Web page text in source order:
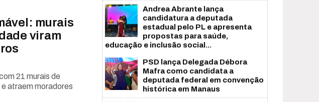
murais
viram
21 murais de
atraem moradores
Andrea Abrante lança
candidatura a deputada
estadual pelo PL e apresenta
propostas para saúde,
educação e inclusão social...
PSD lança Delegada Débora
Mafra como candidata a
deputada federal em convenção
histórica em Manaus